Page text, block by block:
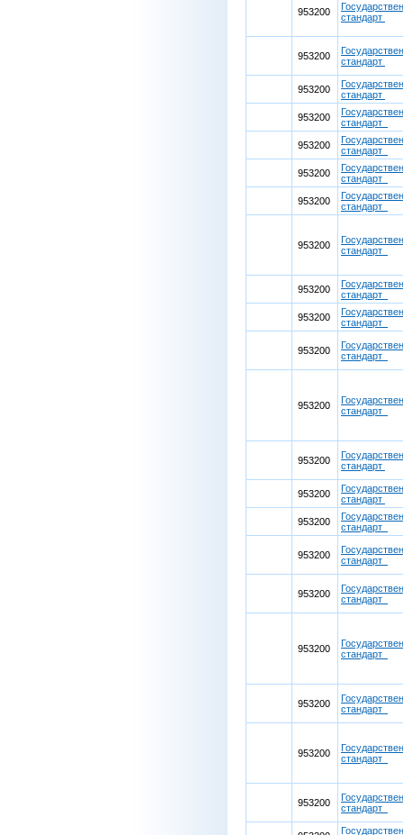
953200
стандарт
953200
стандарт
953200
стандарт
953200
стандарт
953200
стандарт
953200
стандарт
953200
стандарт
953200
стандарт
953200
стандарт
953200
стандарт
953200
стандарт
953200
стандарт
953200
стандарт
953200
стандарт
953200
стандарт
953200
стандарт
953200
стандарт
953200
стандарт
953200
стандарт
953200
стандарт
953200
стандарт